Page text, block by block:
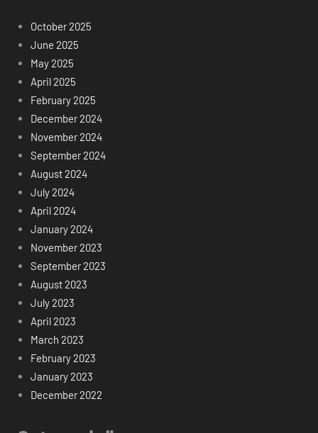
October 2025
June 2025
May 2025
April 2025
February 2025
December 2024
November 2024
September 2024
August 2024
July 2024
April 2024
January 2024
November 2023
September 2023
August 2023
July 2023
April 2023
March 2023
February 2023
January 2023
December 2022